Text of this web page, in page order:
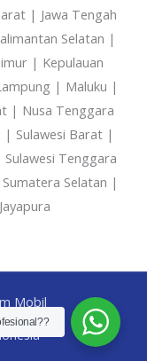
| Jawa Tengah
Selatan |
| Kepulauan
| Maluku |
| Nusa Tenggara
Sulawesi Barat |
Tenggara
Selatan |
Mobil